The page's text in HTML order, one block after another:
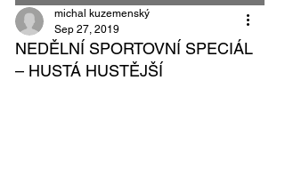
NEDĚLNÍ SPORTOVNÍ SPECIÁL
– HUSTÁ HUSTĚJŠÍ
michal kuzemenský
Sep 27, 2019